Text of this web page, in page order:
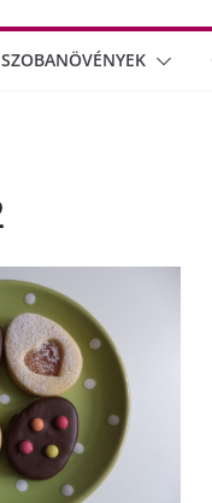
SZOBANÖVÉNYEK